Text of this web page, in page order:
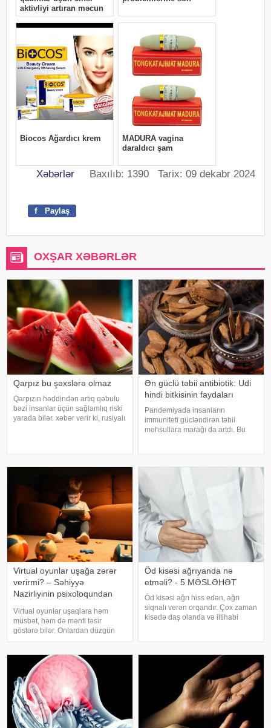
Xəbərlər Baxılıb: 1390 Tarix: 09 dekabr 2024
f Paylaş
OXŞAR XƏBƏRLƏR
Qarpız bu şəxslərə olmaz
Qarpızın həddindən artıq qəbulu
bəzi insanlar üçün sağlamlıq riski
yarada bilər. xəbər verir ki, rusiyalı
Ən güclü təbii antibiotik: Udi
hindi bitkisinin faydaları
Pandemiyada insanların
immuniteti gücləndirən təbii
məhsullara marağı da artdı. Bu
hindi bitkisi nədir?. xəbər verir ki,
Virtual oyunlar uşağa zərər
verirmi? – Səhiyyə
Nazirliyinin psixoloqundan
Virtual oyunlar uşaqlara həm
müsbət, həm də mənfi təsir
göstərə bilər. Onlardan düzgün
rejimdə istifadə edildikdə zehni
artıq oynanılması fiziki və psixoloji
problemlərə səbəb ola bilər
Öd kisəsi ağrıyanda nə
etməli? - 5 MƏSLƏHƏT
Öd kisəsi ağrı hiss edən, ağrı
siqnalı verən orqandır. Çox zaman
kisədə daş olanda və iltihabi
bu zaman hətta ağrıkəsic